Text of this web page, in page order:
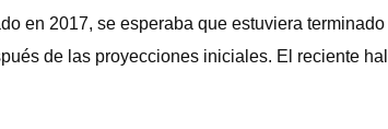
en 2017, se esperaba que estuviera
de las proyecciones iniciales. El reciente